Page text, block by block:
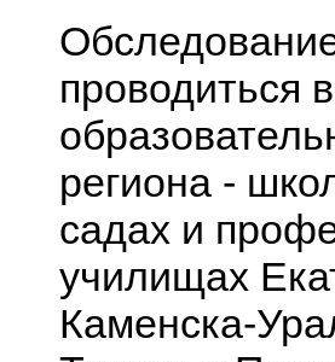
проводиться
региона -
садах и
училищах
Каменска-